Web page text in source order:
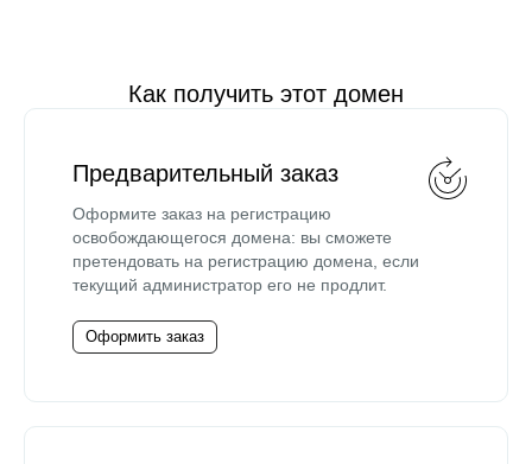
Как получить этот домен
Предварительный заказ
Оформите заказ на регистрацию
освобождающегося домена: вы сможете
претендовать на регистрацию домена, если
текущий администратор его не продлит.
Оформить заказ